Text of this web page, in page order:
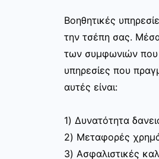
Βοηθητικές
την τσέπη σας. Μέσα
των συμφωνιών που
υπηρεσίες που
αυτές είναι:
1) Δυνατότητα
2) Μεταφορές
3) Ασφαλιστικές